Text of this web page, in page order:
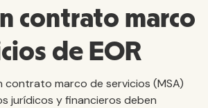
contrato marco
de EOR
contrato marco de servicios (MSA)
jurídicos y financieros deben